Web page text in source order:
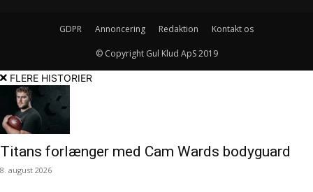
GDPR Annoncering Redaktion Kontakt os
© Copyright Gul Klud ApS 2019
FLERE HISTORIER
Titans forlænger med Cam Wards bodyguard
8. august 2026